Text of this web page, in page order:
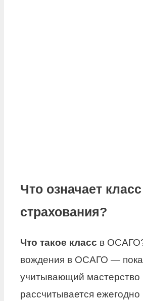
Что означает класс
страхования?
Что такое класс в
вождения в ОСАГО —
учитывающий мастерство
рассчитывается ежегодно